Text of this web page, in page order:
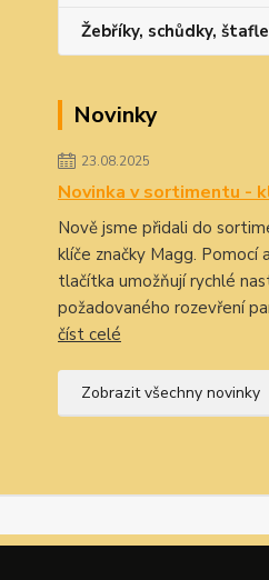
Žebříky, schůdky, štafle
Novinky
23.08.2025
Novinka v sortimentu -
Nově jsme přidali do
klíče značky Magg. Pomocí
tlačítka umožňují rychlé
požadovaného rozevření
číst celé
Zobrazit všechny novinky